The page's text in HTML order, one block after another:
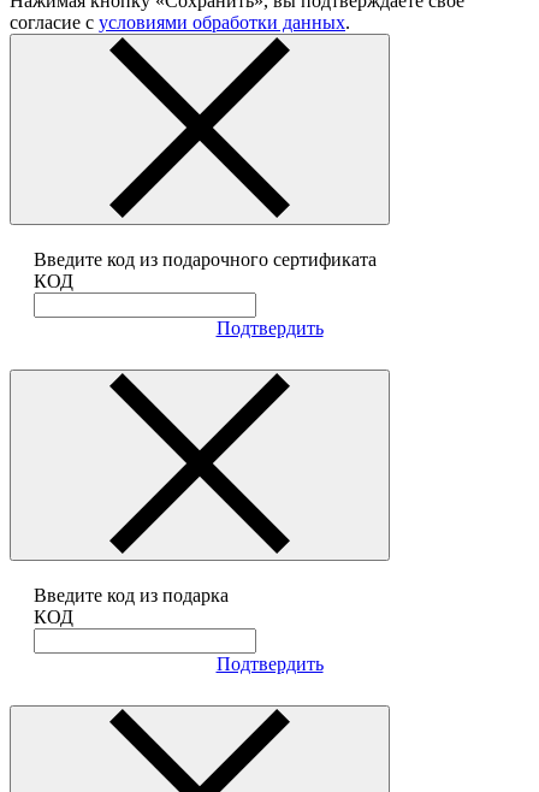
согласие с условиями обработки данных.
Введите код из подарочного сертификата
КОД
Подтвердить
Введите код из подарка
КОД
Подтвердить